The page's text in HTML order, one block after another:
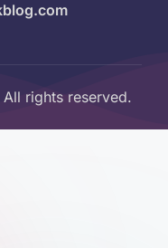
All rights reserved.